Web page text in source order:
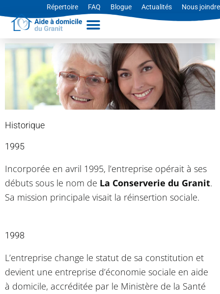
Répertoire FAQ Blogue Actualités Nous joindre
Historique
1995
Incorporée en avril 1995, l’entreprise opérait à ses
débuts sous le nom de La Conserverie du Granit.
Sa mission principale visait la réinsertion sociale.
1998
L’entreprise change le statut de sa constitution et
devient une entreprise d’économie sociale en aide
à domicile, accréditée par le Ministère de la Santé